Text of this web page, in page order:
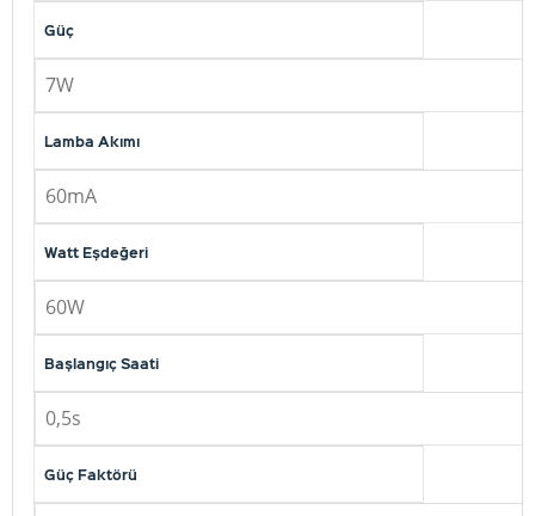
Güç
7W
Lamba Akımı
60mA
Watt Eşdeğeri
60W
Başlangıç Saati
0,5s
Güç Faktörü